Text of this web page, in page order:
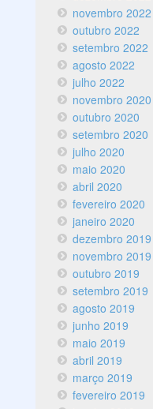
novembro 2022
outubro 2022
setembro 2022
agosto 2022
julho 2022
novembro 2020
outubro 2020
setembro 2020
julho 2020
maio 2020
abril 2020
fevereiro 2020
janeiro 2020
dezembro 2019
novembro 2019
outubro 2019
setembro 2019
agosto 2019
junho 2019
maio 2019
abril 2019
março 2019
fevereiro 2019